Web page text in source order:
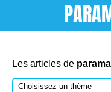
Les articles de